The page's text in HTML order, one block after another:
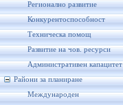
Регионално развитие
Конкурентоспособност
Техническа помощ
Развитие на чов. ресурси
Административен капацитет
Райони за планиране
Международен